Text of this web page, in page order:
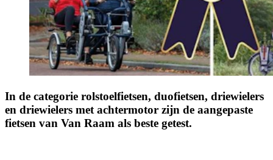
In de categorie rolstoelfietsen, duofietsen, driewielers
en driewielers met achtermotor zijn de aangepaste
fietsen van Van Raam als beste getest.